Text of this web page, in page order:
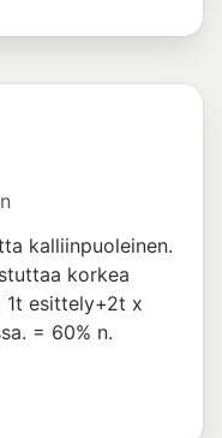
kalliinpuoleinen.
korkea
1t esittely+2t x
= 60% n.